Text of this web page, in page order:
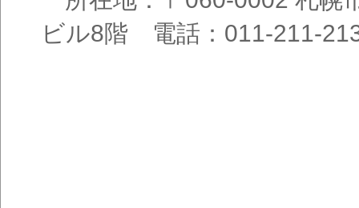
ビル8階 電話：011-211-